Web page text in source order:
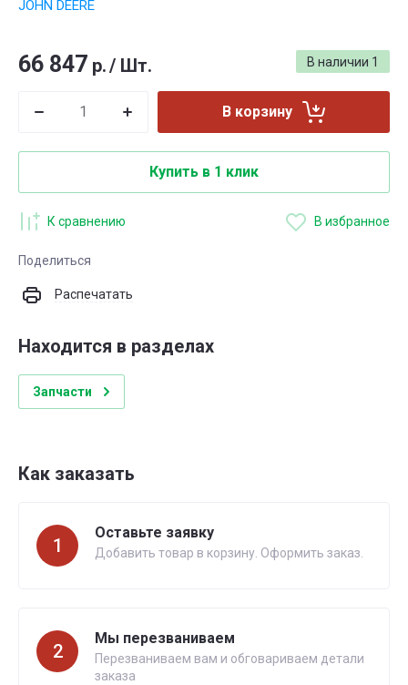
JOHN DEERE
В наличии 1
66 847 р./ Шт.
В корзину
Купить в 1 клик
К сравнению В избранное
Поделиться
Распечатать
Находится в разделах
Запчасти
Как заказать
1
Оставьте заявку
Добавить товар в корзину. Оформить заказ.
2
Мы перезваниваем
Перезваниваем вам и обговариваем детали
заказа